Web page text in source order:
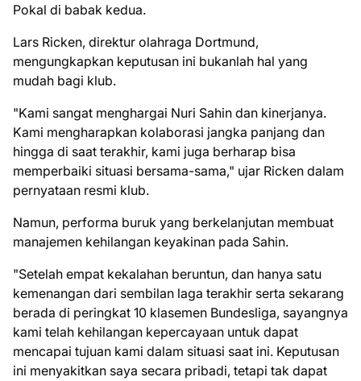
Pokal di babak kedua.
Lars Ricken, direktur olahraga Dortmund,
mengungkapkan keputusan ini bukanlah hal yang
mudah bagi klub.
"Kami sangat menghargai Nuri Sahin dan kinerjanya.
Kami mengharapkan kolaborasi jangka panjang dan
hingga di saat terakhir, kami juga berharap bisa
memperbaiki situasi bersama-sama," ujar Ricken dalam
pernyataan resmi klub.
Namun, performa buruk yang berkelanjutan membuat
manajemen kehilangan keyakinan pada Sahin.
"Setelah empat kekalahan beruntun, dan hanya satu
kemenangan dari sembilan laga terakhir serta sekarang
berada di peringkat 10 klasemen Bundesliga, sayangnya
kami telah kehilangan kepercayaan untuk dapat
mencapai tujuan kami dalam situasi saat ini. Keputusan
ini menyakitkan saya secara pribadi, tetapi tak dapat